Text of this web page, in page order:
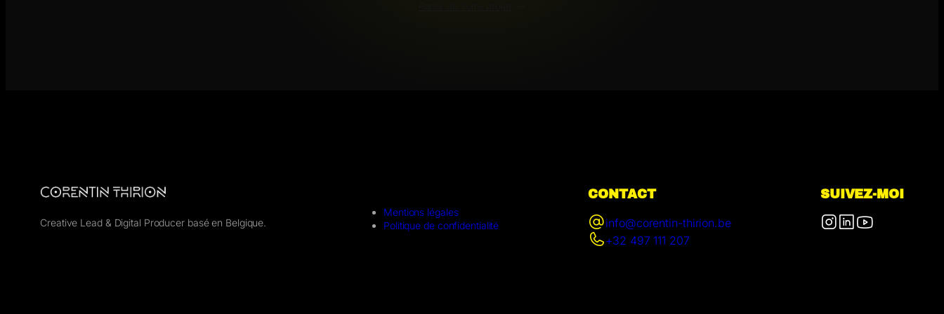
Creative Lead & Digital Producer basé en Belgique.
Mentions légales
Politique de confidentialité
CONTACT
info@corentin-thirion.be
+32 497 111 207
SUIVEZ-MOI